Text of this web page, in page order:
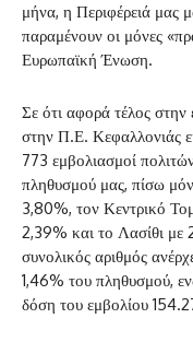
μήνα, η Περιφέρειά μας
παραμένουν οι μόνες
Ευρωπαϊκή Ένωση.
Σε ότι αφορά τέλος στην
στην Π.Ε. Κεφαλλονιάς
773 εμβολιασμοί
πληθυσμού μας, πίσω
3,80%, τον Κεντρικό
2,39% και το Λασίθι με
συνολικός αριθμός
1,46% του πληθυσμού,
δόση του εμβολίου